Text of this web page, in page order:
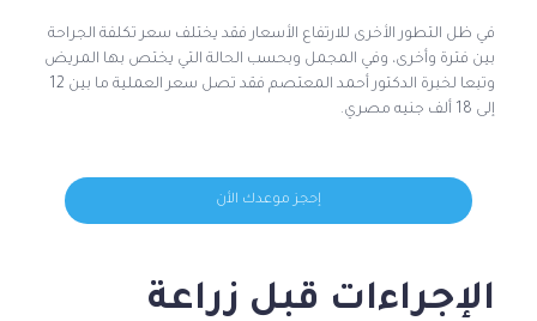
في ظل التطور الأخرى للارتفاع الأسعار فقد يختلف سعر تكلفة الجراحة
بين فترة وأخرى، وفي المجمل وبحسب الحالة التي يختص بها المريض
وتبعا لخبرة الدكتور أحمد المعتصم فقد تصل سعر العملية ما بين 12
إلى 18 ألف جنيه مصري.
إحجز موعدك الأن
الإجراءات قبل زراعة